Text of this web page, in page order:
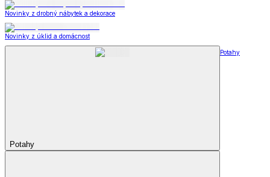
Novinky z drobný nábytek a dekorace
Novinky z úklid a domácnost
Potahy
Potahy